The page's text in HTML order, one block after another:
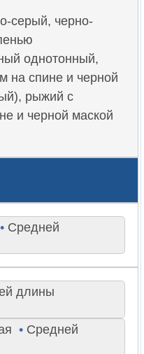
серый, черно-
однотонный,
на спине и черной
рыжий с
и черной маской
• Средней
длины
• Средней